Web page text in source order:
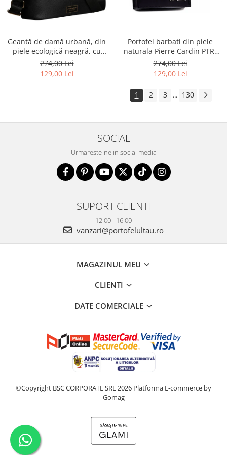
Geantă de damă urbană, din
piele ecologică neagră, cu
curea reglabilă - Peterson
PTR-PTN JK6-06-6642
274,00 Lei
129,00 Lei
Portofel barbati din piele
naturala Pierre Cardin PTR-
8806 TILAK51
274,00 Lei
129,00 Lei
1 2 3 ... 130
SOCIAL
Urmareste-ne in social media
SUPORT CLIENTI
12:00 - 16:00
vanzari@portofelultau.ro
MAGAZINUL MEU
CLIENTI
DATE COMERCIALE
©Copyright BSC CORPORATE SRL 2026 Platforma E-commerce by
Gomag